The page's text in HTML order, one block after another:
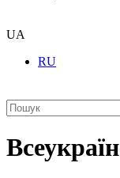
UA
RU